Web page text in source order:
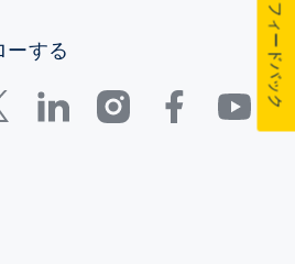
ーする フィードバック